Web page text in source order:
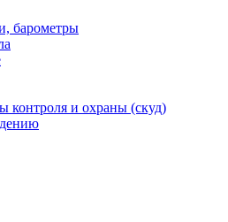
барометры
контроля и охраны (скуд)